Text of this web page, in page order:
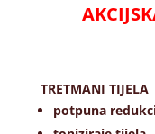
TRETMANI TIJELA
potpuna